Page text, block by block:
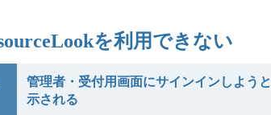
を利用できない
管理者・受付用画面にサインインしよう
示される